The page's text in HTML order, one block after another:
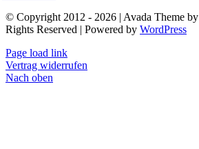
© Copyright 2012 - 2026 | Avada Theme by
Rights Reserved | Powered by WordPress
Page load link
Vertrag widerrufen
Nach oben